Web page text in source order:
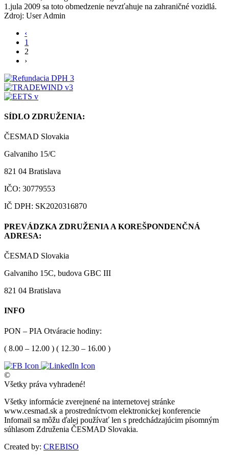
1.jula 2009 sa toto obmedzenie nevzťahuje na zahraničné vozidlá.
Zdroj: User Admin
‹
1
2
›
SÍDLO ZDRUŽENIA:
ČESMAD Slovakia
Galvaniho 15/C
821 04 Bratislava
IČO: 30779553
IČ DPH: SK2020316870
PREVÁDZKA ZDRUŽENIA A KOREŠPONDENČNÁ
ADRESA:
ČESMAD Slovakia
Galvaniho 15C, budova GBC III
821 04 Bratislava
INFO
PON – PIA Otváracie hodiny:
( 8.00 – 12.00 ) ( 12.30 – 16.00 )
©
Všetky práva vyhradené!
Všetky informácie zverejnené na internetovej stránke
www.cesmad.sk a prostredníctvom elektronickej konferencie
Infomail sa môžu ďalej používať len s predchádzajúcim písomným
súhlasom Združenia ČESMAD Slovakia.
Created by: CREBISO